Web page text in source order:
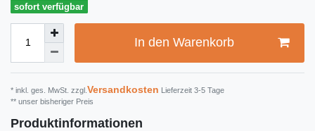
sofort verfügbar
In den Warenkorb
* inkl. ges. MwSt. zzgl. Versandkosten Lieferzeit 3-5 Tage
** unser bisheriger Preis
Produktinformationen